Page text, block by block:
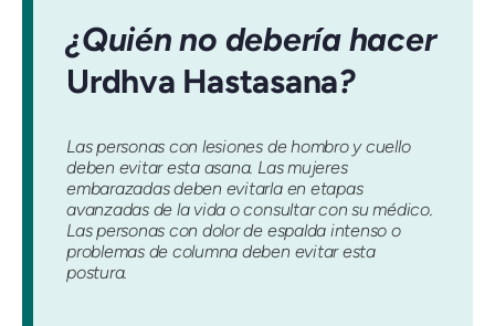
¿Quién no debería hacer
Urdhva Hastasana?
Las personas con lesiones de hombro y cuello
deben evitar esta asana. Las mujeres
embarazadas deben evitarla en etapas
avanzadas de la vida o consultar con su médico.
Las personas con dolor de espalda intenso o
problemas de columna deben evitar esta
postura.